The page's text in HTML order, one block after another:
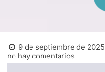
9 de septiembre de 2025
no hay comentarios